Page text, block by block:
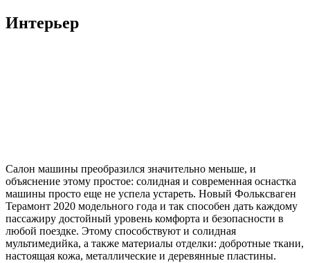
Интерьер
Салон машины преобразился значительно меньше, и
объяснение этому простое: солидная и современная оснастка
машины просто еще не успела устареть. Новый Фольксваген
Терамонт 2020 модельного года и так способен дать каждому
пассажиру достойный уровень комфорта и безопасности в
любой поездке. Этому способствуют и солидная
мультимедийка, а также материалы отделки: добротные ткани,
настоящая кожа, металлические и деревянные пластины.